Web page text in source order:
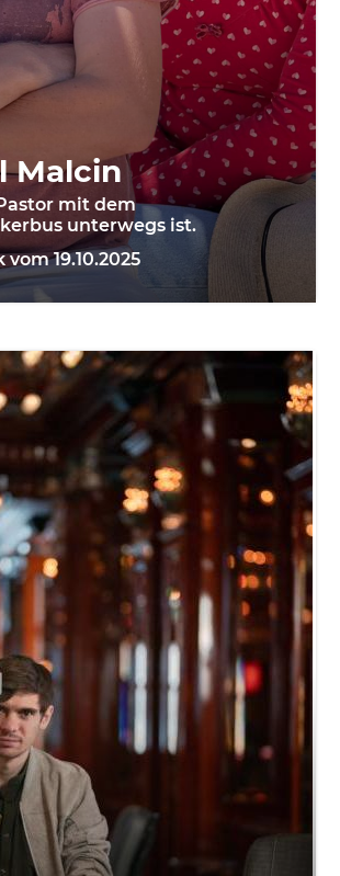
Malcin
mit dem
unterwegs ist.
19.10.2025